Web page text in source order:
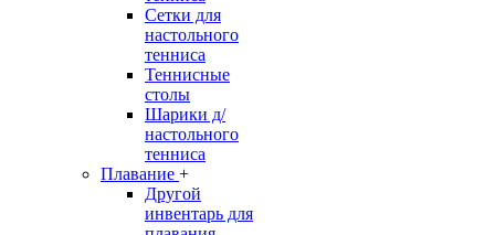
Сетки для
настольного
тенниса
Теннисные
столы
Шарики д/
настольного
тенниса
Плавание +
Другой
инвентарь для